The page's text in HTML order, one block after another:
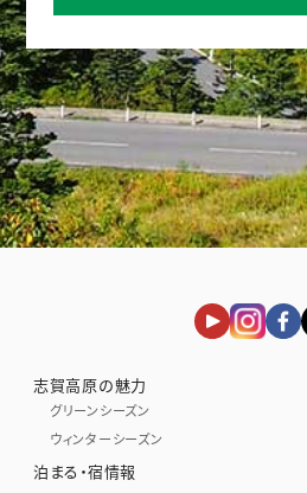
志賀高原の魅力
グリーンシーズン
ウィンターシーズン
泊まる・宿情報